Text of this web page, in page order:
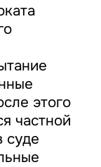
этого
частной
суде